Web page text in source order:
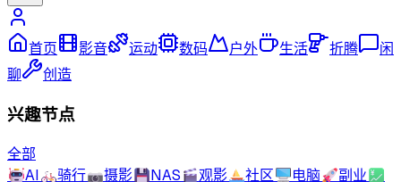
首页 影音 运动 数码 户外 生活 折腾
闲
聊
创造
兴趣节点
全部
🤖AI🚲骑行📷摄影💾NAS🎬观影⛵社区🖥️电脑🚀副业💹